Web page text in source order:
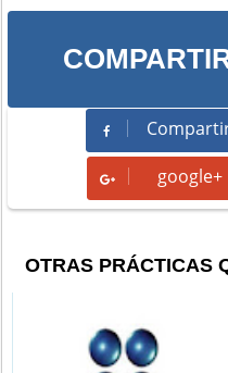
Compartir
google+
OTRAS PRÁCTICAS